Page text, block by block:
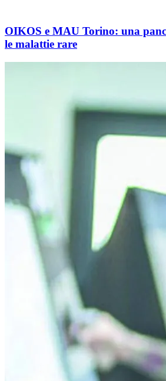
OIKOS e MAU Torino: una
le malattie rare